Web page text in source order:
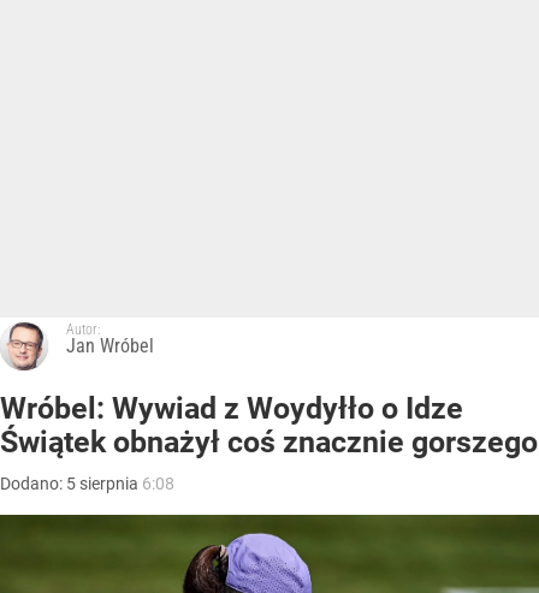
Autor:
Jan Wróbel
Wróbel: Wywiad z Woydyłło o Idze
Świątek obnażył coś znacznie gorszego
Dodano: 5 sierpnia 6:08